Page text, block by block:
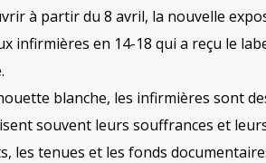
à partir du 8 avril, la nouvelle
infirmières en 14-18 qui a reçu le
blanche, les infirmières sont
souvent leurs souffrances et
les tenues et les fonds